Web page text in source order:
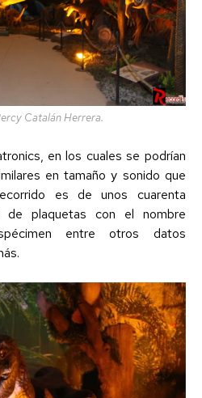
Catalán Herrera.
en los cuales se podrían
en tamaño y sonido que
es de unos cuarenta
plaquetas con el nombre
entre otros datos